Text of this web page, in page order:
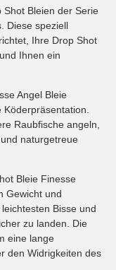
Shot Bleien der Serie
Diese speziell
Ihre Drop Shot
Ihnen ein
Angel Bleie
Raubfische angeln,
naturgetreue
Bleie Finesse
Gewicht und
Bisse und
zu landen. Die
eine lange
den Widrigkeiten des